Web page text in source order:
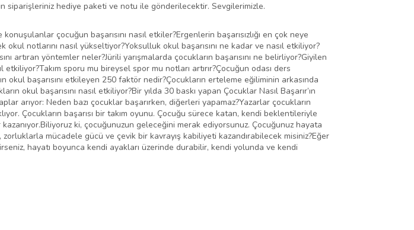
hediye paketi ve notu ile gönderilecektir. Sevgilerimizle.
çocuğun başarısını nasıl etkiler?Ergenlerin başarısızlığı en çok neye
notlarını nasıl yükseltiyor?Yoksulluk okul başarısını ne kadar ve nasıl etkiliyor?
artıran yöntemler neler?Jürili yarışmalarda çocukların başarısını ne belirliyor?Giyilen
sporu mu bireysel spor mu notları artırır?Çocuğun odası ders
okul başarısını etkileyen 250 faktör nedir?Çocukların erteleme eğiliminin arkasında
okul başarısını nasıl etkiliyor?Bir yılda 30 baskı yapan Çocuklar Nasıl Başarır’ın
arıyor: Neden bazı çocuklar başarırken, diğerleri yapamaz?Yazarlar çocukların
Çocukların başarısı bir takım oyunu. Çocuğu sürece katan, kendi beklentileriyle
ki, çocuğunuzun geleceğini merak ediyorsunuz. Çocuğunuz hayata
mücadele gücü ve çevik bir kavrayış kabiliyeti kazandırabilecek misiniz?Eğer
hayatı boyunca kendi ayakları üzerinde durabilir, kendi yolunda ve kendi